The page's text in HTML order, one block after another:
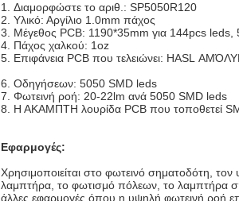
1. Διαμορφώστε το αριθ.: SP5050R120
2. Υλικό: Αργίλιο 1.0mm πάχος
3. Μέγεθος PCB: 1190*35mm για 144pcs leds,
4. Πάχος χαλκού: 1oz
5. Επιφάνεια PCB που τελειώνει: HASL
6. Οδηγήσεων: 5050 SMD leds
7. Φωτεινή ροή: 20-22lm ανά 5050 SMD leds
8. Η ΑΚΑΜΠΤΗ λουρίδα PCB που τοποθετεί
Εφαρμογές:
Χρησιμοποιείται στο φωτεινό σηματοδότη,
λαμπτήρα, το φωτισμό πόλεων, το λαμπτήρα
άλλες εφαρμογές όπου η υψηλή φωτεινή ροή